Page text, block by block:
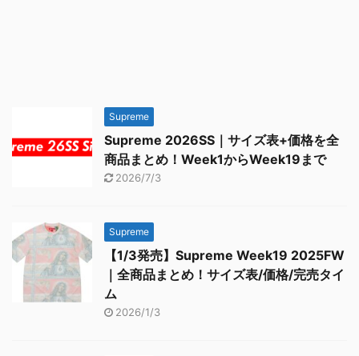
Supreme
Supreme 2026SS｜サイズ表+価格を全
商品まとめ！Week1からWeek19まで
2026/7/3
Supreme
【1/3発売】Supreme Week19 2025FW
｜全商品まとめ！サイズ表/価格/完売タイ
ム
2026/1/3